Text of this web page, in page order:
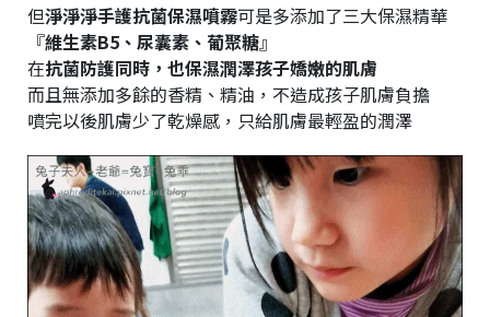
但淨淨淨手護抗菌保濕噴霧可是多添加了三大保濕精華
『維生素B5、尿囊素、葡聚糖』
在抗菌防護同時，也保濕潤澤孩子嬌嫩的肌膚
而且無添加多餘的香精、精油，不造成孩子肌膚負擔
噴完以後肌膚少了乾燥感，只給肌膚最輕盈的潤澤